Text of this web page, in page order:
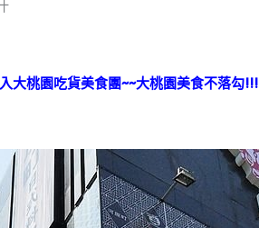
大桃園吃貨美食團~~大桃園美食不落勾!!!